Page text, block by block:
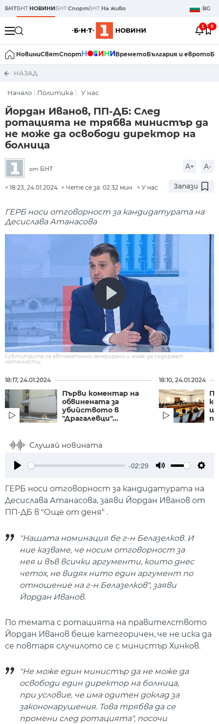
БНТБНТ НОВИНИБНТСпортБНТ На живо BG
1 0
НовиниСвятСпорт ВреметоБългария и еврото
НАЗАД
Начало Политика У нас
Йордан Иванов, ПП-ДБ: След
ротацията не трябва министър да
не може да освободи директор на
болница
от БНТ A+ A-
18:23, 24.01.2024 Чете се за: 02:32 мин. У нас Запази
ГЕРБ носи отговорност за кандидатурата на
Десислава Атанасова
Субтитрите са автоматично генерирани и може да съдържат
неточности.
18:17, 24.01.2024
Първи коментар на
обвинената за
убийството в
"Драгалевци"...
18:10, 24.01.2024
Слушай новината
-02:29
ГЕРБ носи отговорност за кандидатурата на
Десислава Атанасова, заяви Йордан Иванов от
ПП-ДБ в "Още от деня" .
"Нашата номинация бе г-н Белазелков. И
ние казваме, че носим отговорност за
нея и във всички аргументи, които днес
четох, не видях нито един аргумент по
отношение на г-н Белазелков", заяви
Йордан Иванов.
По темата с ротацията на правителството
Йордан Иванов беше категоричен, че не иска да
се повтаря случилото се с министър Хинков.
"Не може един министър да не може да
освободи един директор на болница,
при условие, че има одитен доклад за
закононарушения. Това трябва да се
промени след ротацията", посочи